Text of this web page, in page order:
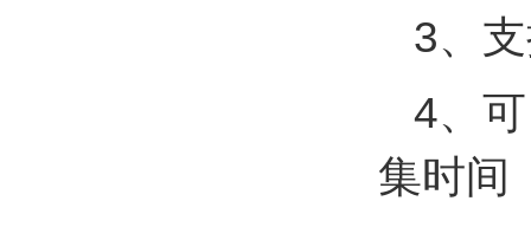
3、
4、
集时间